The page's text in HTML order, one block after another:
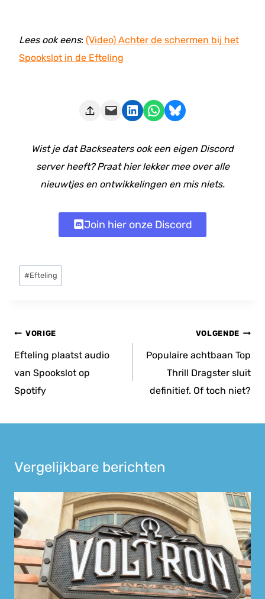
Lees ook eens: (Video) Achter de schermen bij het
Spookslot in de Efteling
Deze pagina e-mailen Delen op LinkedIn Delen via WhatsApp Share on Bluesky
Wist je dat Backseaters ook een eigen Discord
server heeft? Praat hier lekker mee over alle
nieuwtjes en ontwikkelingen en mis niets.
Join hier onze Discord
Bericht
tags:
#Efteling
Bericht
navigatie
VORIGE
Efteling plaatst audio
van Spookslot op
Spotify
VOLGENDE
Populaire achtbaan Top
Thrill Dragster sluit
definitief. Of toch niet?
Vergelijkbare berichten